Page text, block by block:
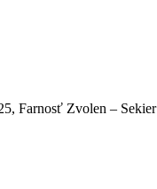
Farnosť Zvolen – Sekier